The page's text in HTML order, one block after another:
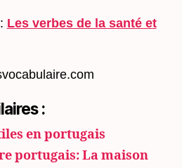
Les verbes de la santé et
:
en portugais
portugais: La maison